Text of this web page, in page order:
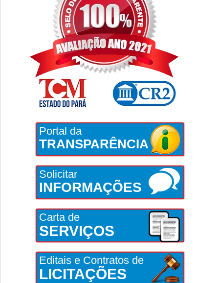
Portal da
TRANSPARÊNCIA
Solicitar
INFORMAÇÕES
Carta de
SERVIÇOS
Editais e Contratos de
LICITAÇÕES